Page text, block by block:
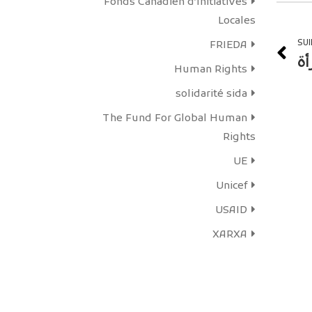
Locales
FRIEDA
Human Rights
solidarité sida
The Fund For Global Human
Rights
UE
Unicef
USAID
XARXA